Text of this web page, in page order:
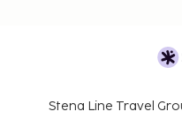
Stena Line Travel